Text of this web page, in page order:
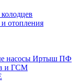
отопления
насосы Иртыш ПФ
и ГСМ